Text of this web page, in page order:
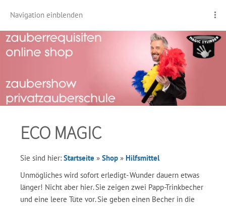
Navigation einblenden
ECO MAGIC
Sie sind hier: Startseite » Shop » Hilfsmittel
Unmögliches wird sofort erledigt- Wunder dauern etwas
länger! Nicht aber hier. Sie zeigen zwei Papp-Trinkbecher
und eine leere Tüte vor. Sie geben einen Becher in die